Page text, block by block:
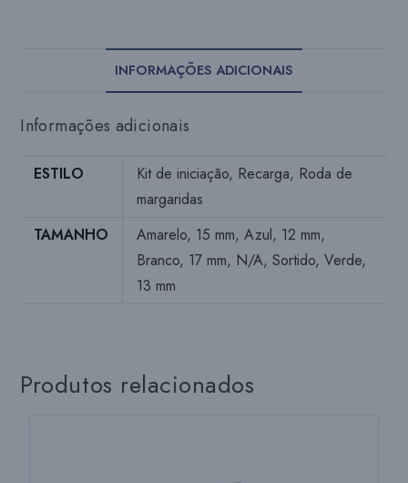
INFORMAÇÕES ADICIONAIS
Informações adicionais
ESTILO
Kit de iniciação, Recarga, Roda de
margaridas
TAMANHO
Amarelo, 15 mm, Azul, 12 mm,
Branco, 17 mm, N/A, Sortido, Verde,
13 mm
Produtos relacionados